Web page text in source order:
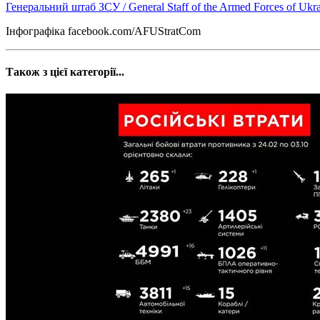
Генеральний штаб ЗСУ / General Staff of the Armed Forces of
Інфографіка facebook.com/AFUStratCom
Також з цієї категорії...